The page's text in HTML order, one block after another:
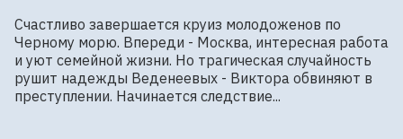
Счастливо завершается круиз молодоженов по
Черному морю. Впереди - Москва, интересная работа
и уют семейной жизни. Но трагическая случайность
рушит надежды Веденеевых - Виктора обвиняют в
преступлении. Начинается следствие...